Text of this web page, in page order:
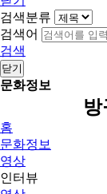
검색분류
검색어
검색
닫기
문화정보
방
홈
문화정보
영상
인터뷰